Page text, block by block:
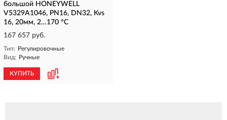
большой HONEYWELL
V5329A1046, PN16, DN32, Kvs
16, 20мм, 2…170 °C
167 657 руб.
Тип: Регулировочные
Вид: Ручные
КУПИТЬ